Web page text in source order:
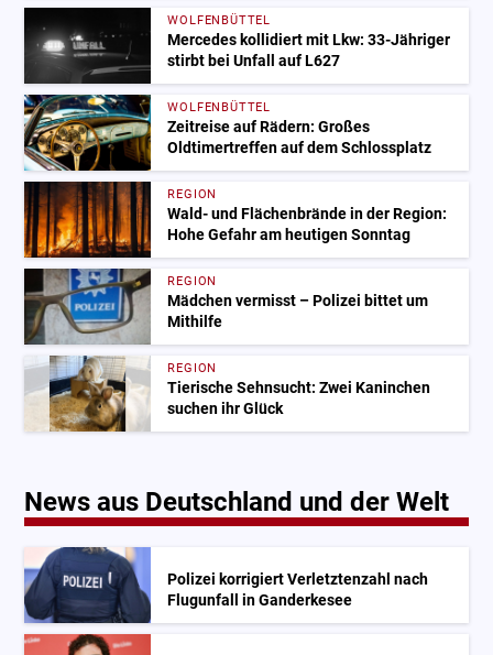
WOLFENBÜTTEL
Mercedes kollidiert mit Lkw: 33-Jähriger
stirbt bei Unfall auf L627
WOLFENBÜTTEL
Zeitreise auf Rädern: Großes
Oldtimertreffen auf dem Schlossplatz
REGION
Wald- und Flächenbrände in der Region:
Hohe Gefahr am heutigen Sonntag
REGION
Mädchen vermisst – Polizei bittet um
Mithilfe
REGION
Tierische Sehnsucht: Zwei Kaninchen
suchen ihr Glück
News aus Deutschland und der Welt
Polizei korrigiert Verletztenzahl nach
Flugunfall in Ganderkesee